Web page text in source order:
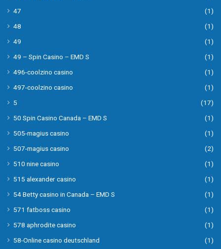
47
(1)
48
(1)
49
(1)
49 – Spin Casino – EMD S
(1)
496-coolzino casino
(1)
497-coolzino casino
(1)
5
(17)
50 Spin Casino Canada – EMD S
(1)
505-magius casino
(1)
507-magius casino
(2)
510 nine casino
(1)
515 alexander casino
(1)
54 Betty casino in Canada – EMD S
(1)
571 fatboss casino
(1)
578 aphrodite casino
(1)
58-Online casino deutschland
(1)